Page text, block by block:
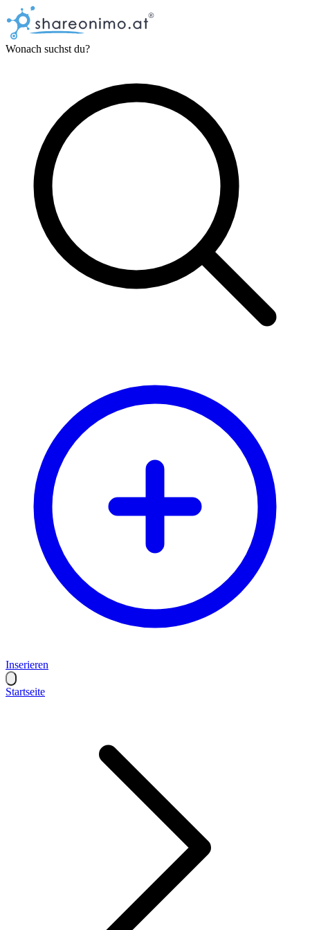
Wonach suchst du?
Inserieren
Startseite